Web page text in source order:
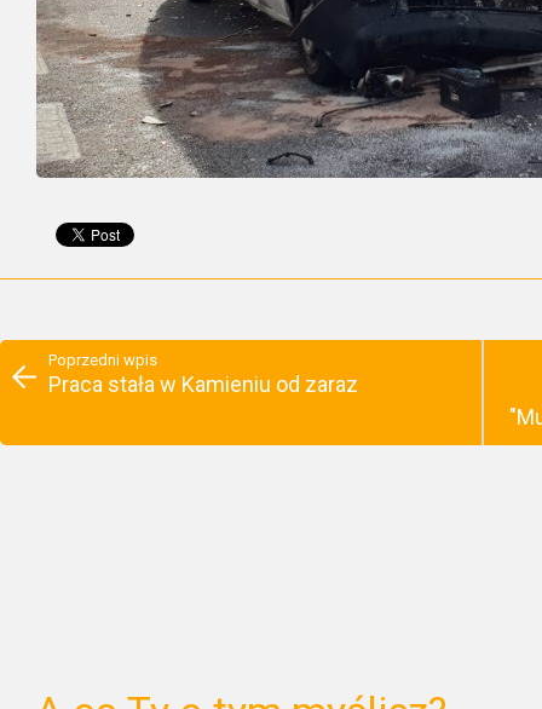
Poprzedni wpis
Praca stała w Kamieniu od zaraz